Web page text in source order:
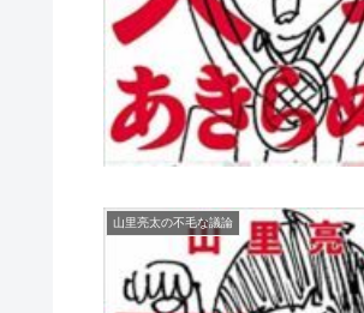
山里亮太の不毛な議論